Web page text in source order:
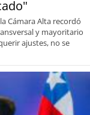
Cámara Alta recordó
y mayoritario
ajustes, no se